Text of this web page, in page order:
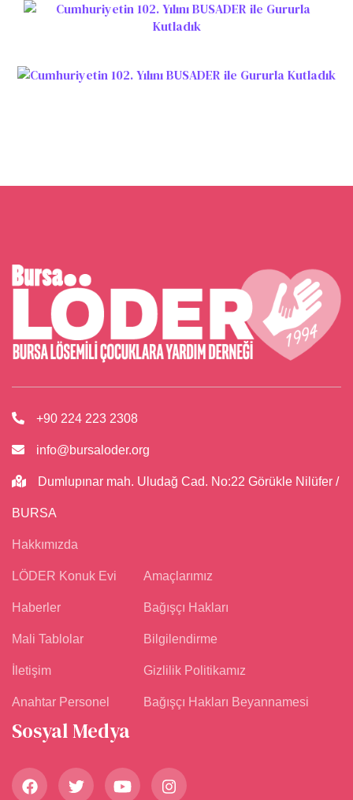
+90 224 223 2308
info@bursaloder.org
Dumlupınar mah. Uludağ Cad. No:22 Görükle Nilüfer /
BURSA
Hakkımızda
LÖDER Konuk Evi
Haberler
Mali Tablolar
İletişim
Anahtar Personel
Amaçlarımız
Bağışçı Hakları
Bilgilendirme
Gizlilik Politikamız
Bağışçı Hakları Beyannamesi
Sosyal Medya